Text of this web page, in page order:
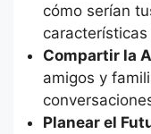
cómo serían
Compartir la
amigos y
Planear el